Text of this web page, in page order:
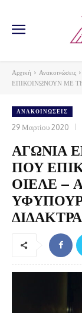
Αρχική Ανακοινώσεις
ΕΠΙΚΟΙΝΩΝΟΥΝ ΜΕ
ΑΝΑΚΟΙΝΏΣΕΙΣ
29 Μαρτίου 2020
ΑΓΩΝΙΑ
ΠΟΥ
ΟΙΕΛΕ –
ΔΙΔΑΚΤΡΑ